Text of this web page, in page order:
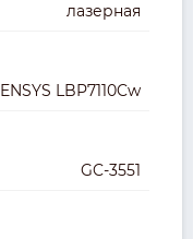
лазерная
LBP7110Cw
GC-3551